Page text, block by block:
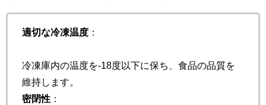
適切な冷凍温度 ：
冷凍庫内の温度を-18度以下に保ち、食品の品質を
維持します。
密閉性 ：